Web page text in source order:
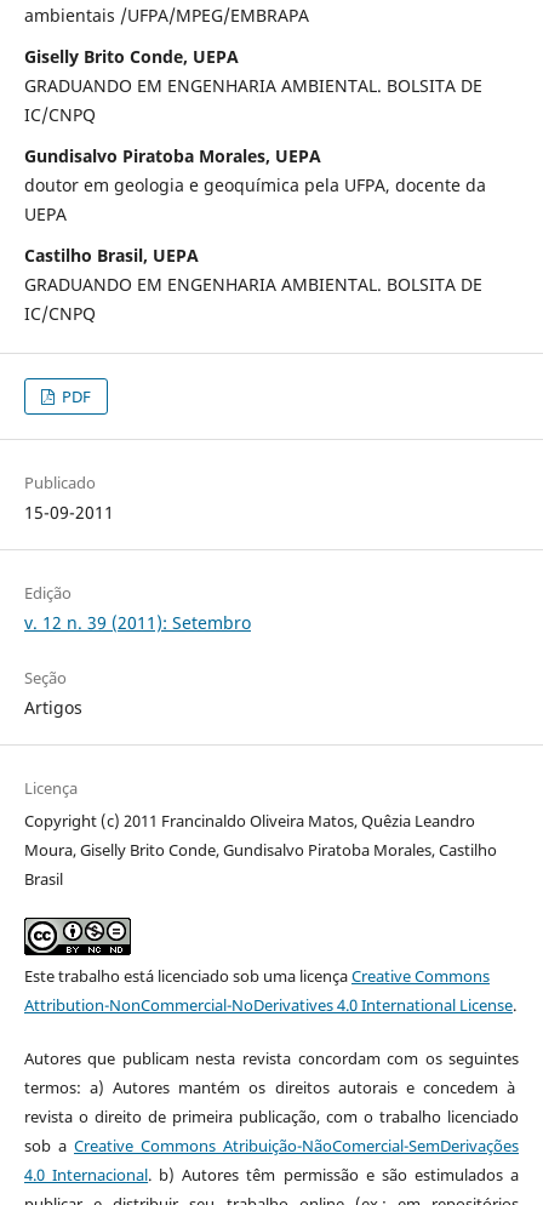
ambientais /UFPA/MPEG/EMBRAPA
Giselly Brito Conde, UEPA
GRADUANDO EM ENGENHARIA AMBIENTAL. BOLSITA DE
IC/CNPQ
Gundisalvo Piratoba Morales, UEPA
doutor em geologia e geoquímica pela UFPA, docente da
UEPA
Castilho Brasil, UEPA
GRADUANDO EM ENGENHARIA AMBIENTAL. BOLSITA DE
IC/CNPQ
PDF
Publicado
15-09-2011
Edição
v. 12 n. 39 (2011): Setembro
Seção
Artigos
Licença
Copyright (c) 2011 Francinaldo Oliveira Matos, Quêzia Leandro
Moura, Giselly Brito Conde, Gundisalvo Piratoba Morales, Castilho
Brasil
Este trabalho está licenciado sob uma licençaCreative Commons
Attribution-NonCommercial-NoDerivatives 4.0 International License.
Autores que publicam nesta revista concordam com os seguintes
termos: a) Autores mantém os direitos autorais e concedem à
revista o direito de primeira publicação, com o trabalho licenciado
sob a Creative Commons Atribuição-NãoComercial-SemDerivações
4.0 Internacional. b) Autores têm permissão e são estimulados a